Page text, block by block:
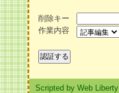
削除キー
作業内容
Scripted by Web Liberty